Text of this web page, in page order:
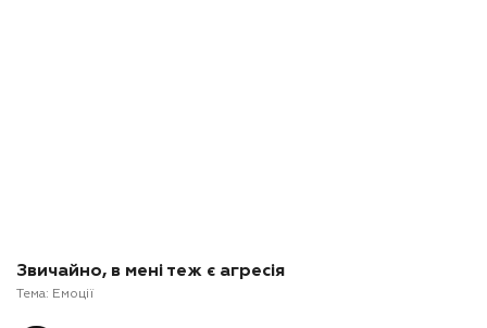
Звичайно, в мені теж є агресія
Тема: Емоції